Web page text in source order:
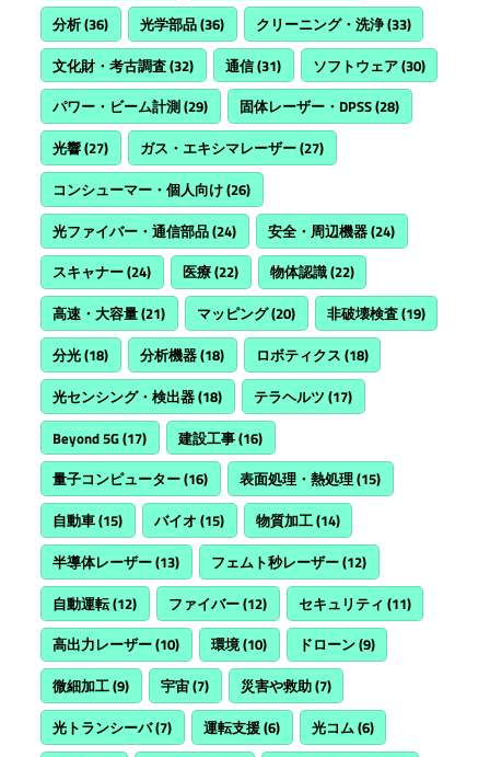
分析(36) 光学部品(36) クリーニング・洗浄(33)
文化財・考古調査(32) 通信(31) ソフトウェア(30)
パワー・ビーム計測(29) 固体レーザー・DPSS(28)
光響(27) ガス・エキシマレーザー(27)
コンシューマー・個人向け(26)
光ファイバー・通信部品(24) 安全・周辺機器(24)
スキャナー(24) 医療(22) 物体認識(22)
高速・大容量(21) マッピング(20) 非破壊検査(19)
分光(18) 分析機器(18) ロボティクス (18)
光センシング・検出器(18) テラヘルツ (17)
Beyond 5G(17) 建設工事(16)
量子コンピューター(16) 表面処理・熱処理(15)
自動車(15) バイオ (15) 物質加工(14)
半導体レーザー(13) フェムト秒レーザー(12)
自動運転(12) ファイバー(12) セキュリティ (11)
高出力レーザー(10) 環境(10) ドローン(9)
微細加工(9) 宇宙(7) 災害や救助(7)
光トランシーバ(7) 運転支援(6) 光コム(6)